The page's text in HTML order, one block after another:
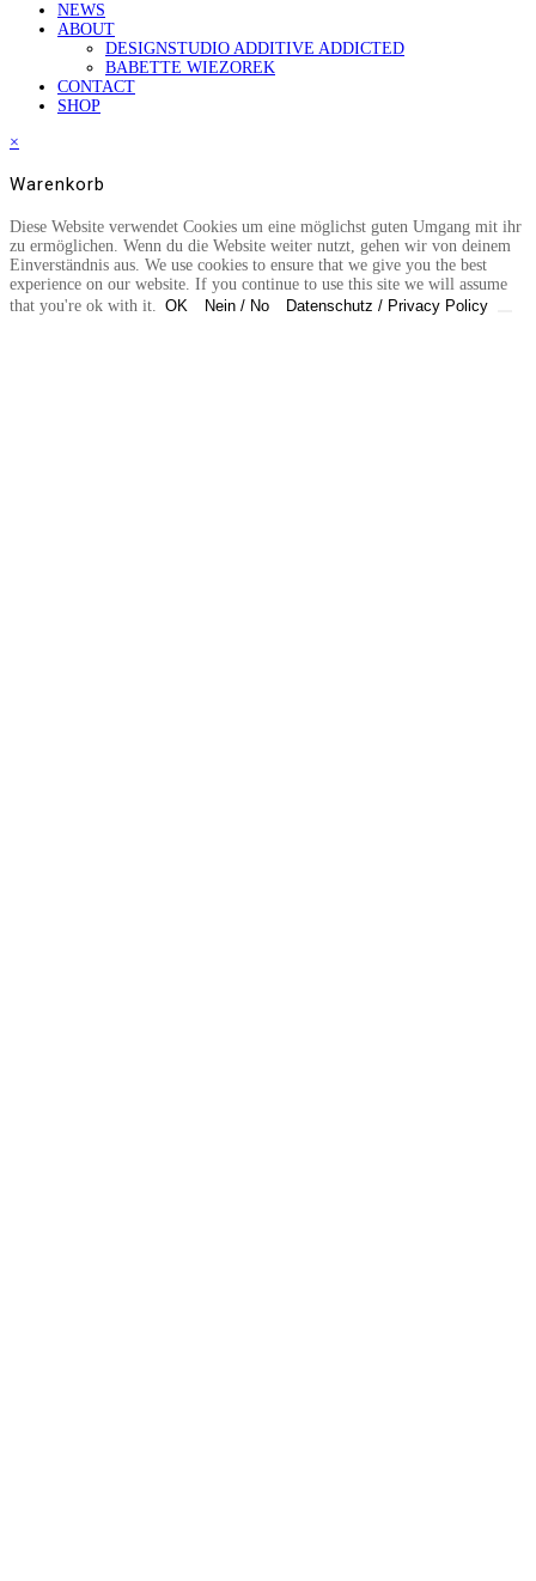
NEWS
ABOUT
DESIGNSTUDIO ADDITIVE ADDICTED
BABETTE WIEZOREK
CONTACT
SHOP
×
Warenkorb
Diese Website verwendet Cookies um eine möglichst guten Umgang mit ihr
zu ermöglichen. Wenn du die Website weiter nutzt, gehen wir von deinem
Einverständnis aus. We use cookies to ensure that we give you the best
experience on our website. If you continue to use this site we will assume
that you're ok with it. OK Nein / No Datenschutz / Privacy Policy